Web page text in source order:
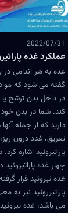
2022/07/31
عملکرد غده
غده به هر اندامی
گفته می شود که
در داخل بدن ترشح یا
کند. شما در بدن
دارید که از جمله
تعریق، غدد درون
پاراتیروئید اشاره
چهار غده
غده تیروئید قرار
پاراتیرروئید نیز به
می باشد، غده